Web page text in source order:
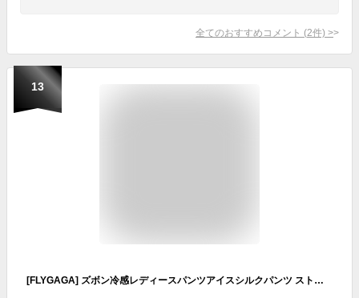
全てのおすすめコメント (2件) >
13
[FLYGAGA] ズボン冷感レディースパンツアイスシルクパンツ ストレッパンツ 涼しい スラックスカジュアルズボン接触冷感 薄手 夏用ズボン春 秋